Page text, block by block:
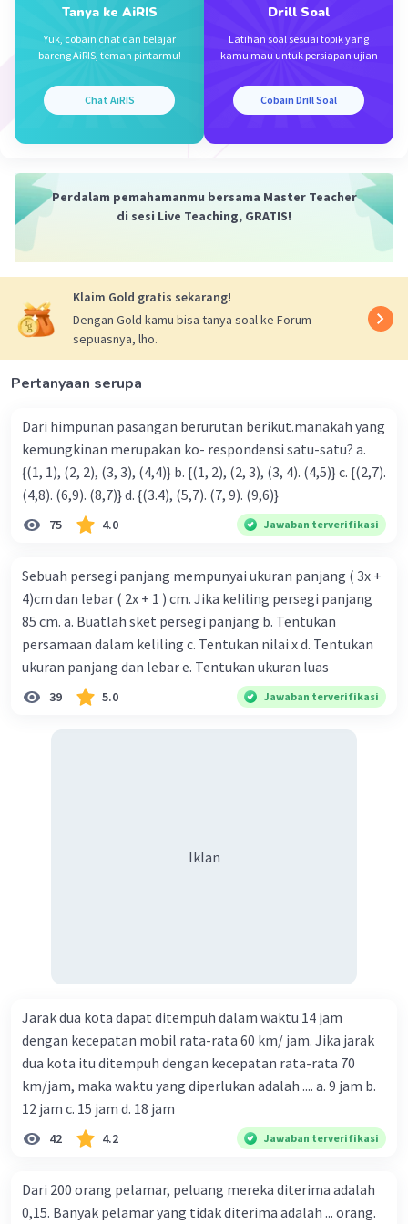
Jawaban terverifikasi
(64/27) = (2⁶/3³)
= (2⁴/3²)
= 16/9.
jawabannya adalah B.
Tanya ke AiRIS
Yuk, cobain chat dan belajar
bareng AiRIS, teman pintarmu!
Chat AiRIS
Drill Soal
Latihan soal sesuai topik yang
kamu mau untuk persiapan ujian
Cobain Drill Soal
Perdalam pemahamanmu bersama Master Teacher
di sesi Live Teaching, GRATIS!
Klaim Gold gratis sekarang!
Dengan Gold kamu bisa tanya soal ke Forum
sepuasnya, lho.
Pertanyaan serupa
Dari himpunan pasangan berurutan berikut.manakah yang
kemungkinan merupakan ko- respondensi satu-satu? a.
{(1, 1), (2, 2), (3, 3), (4,4)} b. {(1, 2), (2, 3), (3, 4). (4,5)} c. {(2,7).
(4,8). (6,9). (8,7)} d. {(3.4), (5,7). (7, 9). (9,6)}
75 4.0 Jawaban terverifikasi
Sebuah persegi panjang mempunyai ukuran panjang ( 3x +
4)cm dan lebar ( 2x + 1 ) cm. Jika keliling persegi panjang
85 cm. a. Buatlah sket persegi panjang b. Tentukan
persamaan dalam keliling c. Tentukan nilai x d. Tentukan
ukuran panjang dan lebar e. Tentukan ukuran luas
39 5.0 Jawaban terverifikasi
Iklan
Jarak dua kota dapat ditempuh dalam waktu 14 jam
dengan kecepatan mobil rata-rata 60 km/ jam. Jika jarak
dua kota itu ditempuh dengan kecepatan rata-rata 70
km/jam, maka waktu yang diperlukan adalah .... a. 9 jam b.
12 jam c. 15 jam d. 18 jam
42 4.2 Jawaban terverifikasi
Dari 200 orang pelamar, peluang mereka diterima adalah
0,15. Banyak pelamar yang tidak diterima adalah ... orang.